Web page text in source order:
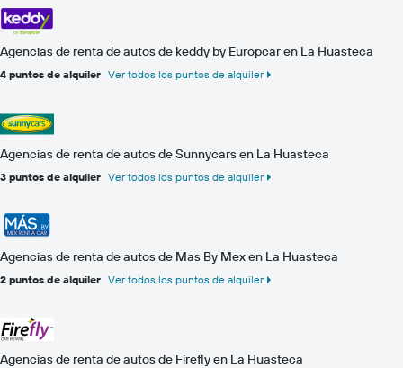
Agencias de renta de autos de keddy by Europcar en La Huasteca
4 puntos de alquiler Ver todos los puntos de alquiler
Agencias de renta de autos de Sunnycars en La Huasteca
3 puntos de alquiler Ver todos los puntos de alquiler
Agencias de renta de autos de Mas By Mex en La Huasteca
2 puntos de alquiler Ver todos los puntos de alquiler
Agencias de renta de autos de Firefly en La Huasteca